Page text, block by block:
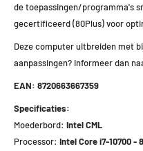
de toepassingen/programma's
gecertificeerd (80Plus) voor
Deze computer uitbreiden met
aanpassingen? Informeer dan
EAN: 8720663667359
Specificaties:
Moederbord: Intel CML
Processor: Intel Core i7-10700 -